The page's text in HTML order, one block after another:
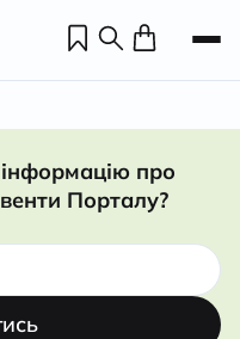
про
Порталу?